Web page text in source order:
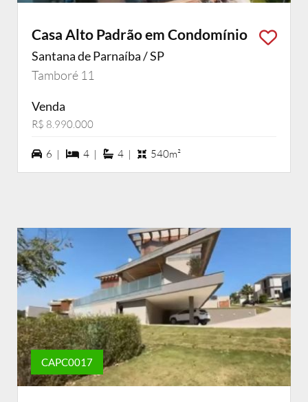
Casa Alto Padrão em Condomínio
Santana de Parnaíba / SP
Tamboré 11
Venda
R$ 8.990.000
6 vagas na garagem
6 | 4 dormiórios
4 | 4 suítes
4 | 540m²
CAPC0017